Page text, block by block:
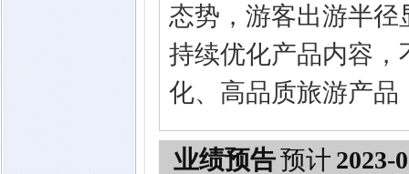
态势，游客出游半
持续优化产品内容
化、高品质旅游产
业绩预告预计 2023-